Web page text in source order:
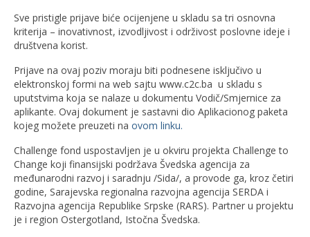
Sve pristigle prijave biće ocijenjene u skladu sa tri osnovna
kriterija – inovativnost, izvodljivost i održivost poslovne ideje i
društvena korist.
Prijave na ovaj poziv moraju biti podnesene isključivo u
elektronskoj formi na web sajtu www.c2c.ba u skladu s
uputstvima koja se nalaze u dokumentu Vodič/Smjernice za
aplikante. Ovaj dokument je sastavni dio Aplikacionog paketa
kojeg možete preuzeti na ovom linku.
Challenge fond uspostavljen je u okviru projekta Challenge to
Change koji finansijski podržava Švedska agencija za
međunarodni razvoj i saradnju /Sida/, a provode ga, kroz četiri
godine, Sarajevska regionalna razvojna agencija SERDA i
Razvojna agencija Republike Srpske (RARS). Partner u projektu
je i region Ostergotland, Istočna Švedska.